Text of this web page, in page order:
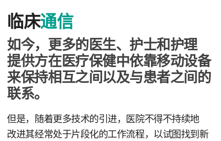
临床通信
如今，​更​多​的​医生、​护士​和​护理​
提供​方​在​医疗​保健​中​依靠​移动​设备​
来​保持​相互​之间​以及​与​患者​之间​的​
联系。
但是，​随着​更​多​技术​的​引进，​医院​不得​不​持续​地​
改进​其​经常​处于​片​段化​的​工作​流程，​以​试图​找到​新​